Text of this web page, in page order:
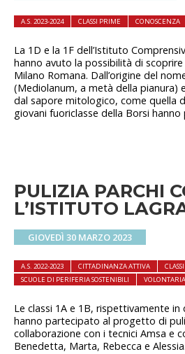
A.S. 2023-2024 CLASSI PRIME CONOSCENZA
La 1D e la 1F dell’Istituto
hanno avuto la possibilità di
Milano Romana. Dall’origine del
(Mediolanum, a metà della pianura)
dal sapore mitologico, come quella
giovani fuoriclasse della Borsi
PULIZIA PARCHI
L’ISTITUTO
GIOVEDÌ 30 MARZO 2023
A.S. 2022-2023 CITTADINANZA ATTIVA
SCUOLE DI PERIFERIA SOSTENIBILI
Le classi 1A e 1B, rispettivamente in
hanno partecipato al progetto di
collaborazione con i tecnici Amsa e
Benedetta, Marta, Rebecca e Alessia.